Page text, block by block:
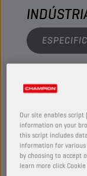
ÓLEOS DE
Our site enables script
information on your
this script includes
information for various
by choosing to accept
learn more click